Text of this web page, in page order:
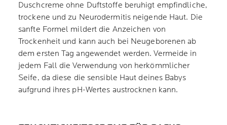
Duschcreme ohne Duftstoffe beruhigt empfindliche,
trockene und zu Neurodermitis neigende Haut. Die
sanfte Formel mildert die Anzeichen von
Trockenheit und kann auch bei Neugeborenen ab
dem ersten Tag angewendet werden. Vermeide in
jedem Fall die Verwendung von herkömmlicher
Seife, da diese die sensible Haut deines Babys
aufgrund ihres pH-Wertes austrocknen kann.